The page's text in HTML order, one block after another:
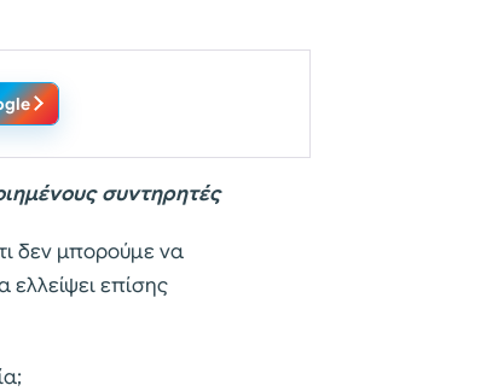
συντηρητές
δεν μπορούμε να
ελλείψει επίσης